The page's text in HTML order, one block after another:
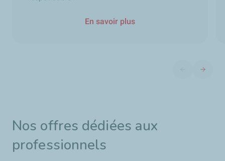
En savoir plus
Diapositive
Nos offres dédiées aux
professionnels